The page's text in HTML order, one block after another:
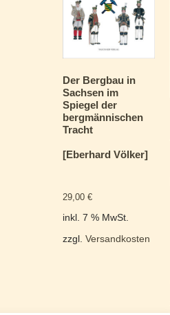
Der Bergbau in
Sachsen im
Spiegel der
bergmännischen
Tracht
[Eberhard Völker]
29,00€
inkl. 7 % MwSt.
zzgl.Versandkosten